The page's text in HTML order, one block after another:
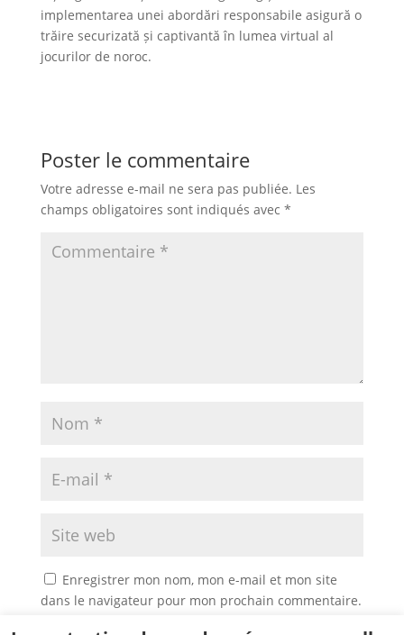
implementarea unei abordări responsabile asigură o
trăire securizată și captivantă în lumea virtual al
jocurilor de noroc.
Poster le commentaire
Votre adresse e-mail ne sera pas publiée. Les
champs obligatoires sont indiqués avec *
Enregistrer mon nom, mon e-mail et mon site
dans le navigateur pour mon prochain commentaire.